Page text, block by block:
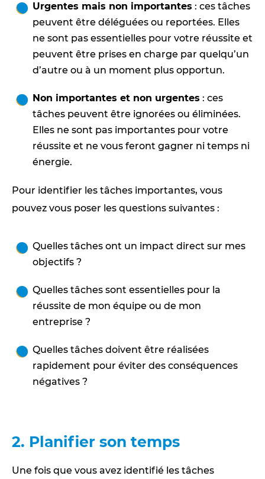
Urgentes mais non importantes : ces tâches
peuvent être déléguées ou reportées. Elles
ne sont pas essentielles pour votre réussite et
peuvent être prises en charge par quelqu’un
d’autre ou à un moment plus opportun.
Non importantes et non urgentes : ces
tâches peuvent être ignorées ou éliminées.
Elles ne sont pas importantes pour votre
réussite et ne vous feront gagner ni temps ni
énergie.
Pour identifier les tâches importantes, vous
pouvez vous poser les questions suivantes :
Quelles tâches ont un impact direct sur mes
objectifs ?
Quelles tâches sont essentielles pour la
réussite de mon équipe ou de mon
entreprise ?
Quelles tâches doivent être réalisées
rapidement pour éviter des conséquences
négatives ?
2. Planifier son temps
Une fois que vous avez identifié les tâches